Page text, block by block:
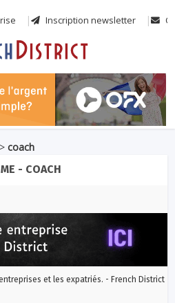
Inscription newsletter
>coach
- COACH
et les expatriés. - French District